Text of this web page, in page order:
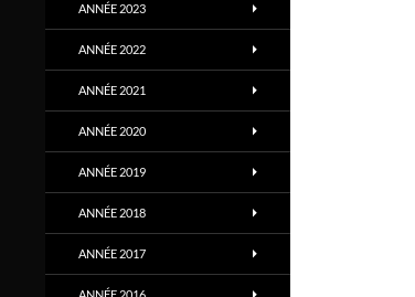
ANNÉE 2023
ANNÉE 2022
ANNÉE 2021
ANNÉE 2020
ANNÉE 2019
ANNÉE 2018
ANNÉE 2017